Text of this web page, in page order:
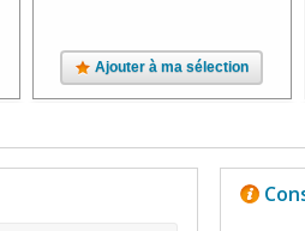
Ajouter à ma sélection